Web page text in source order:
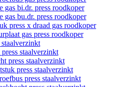
gas bi.dr. press roodkoper
gas bu.dr. press roodkoper
press x draad gas roodkoper
gas press roodkoper
press staalverzinkt
press staalverzinkt
press staalverzinkt
press staalverzinkt